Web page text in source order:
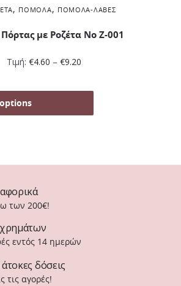
, ΠΌΜΟΛΑ, ΠΌΜΟΛΑ-ΛΑΒΈΣ
με Ροζέτα No Ζ-001
Τιμή: €4.60 – €9.20
των 200€!
εντός 14 ημερών
δόσεις
τις αγορές!